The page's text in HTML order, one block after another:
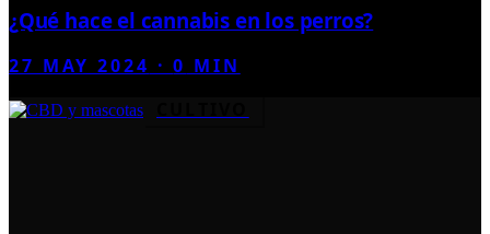
¿Qué hace el cannabis en los perros?
27 MAY 2024 ·0 MIN